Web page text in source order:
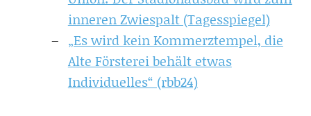
inneren Zwiespalt (Tagesspiegel)
„Es wird kein Kommerztempel, die
Alte Försterei behält etwas
Individuelles“ (rbb24)